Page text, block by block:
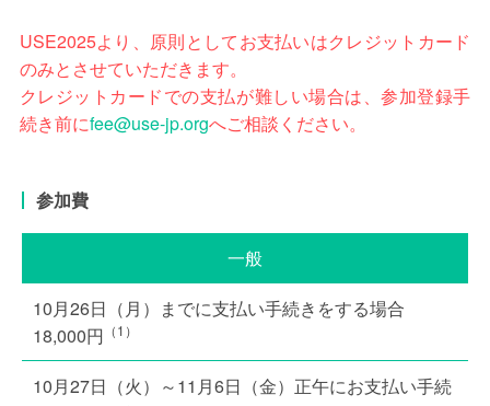
USE2025より、原則としてお支払いはクレジットカード
のみとさせていただきます。
クレジットカードでの支払が難しい場合は、参加登録手
続き前にfee use-jp.orgへご相談ください。
参加費
一般
18,000円 （1）